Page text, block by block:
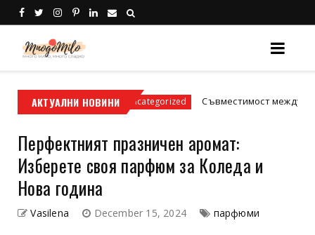
АКТУАЛНИ НОВИНИ
условия Uncategorized Съвместимост между зодиите:
Перфектният празничен аромат:
Изберете своя парфюм за Коледа и
Нова година
Vasilena December 15, 2024 парфюми